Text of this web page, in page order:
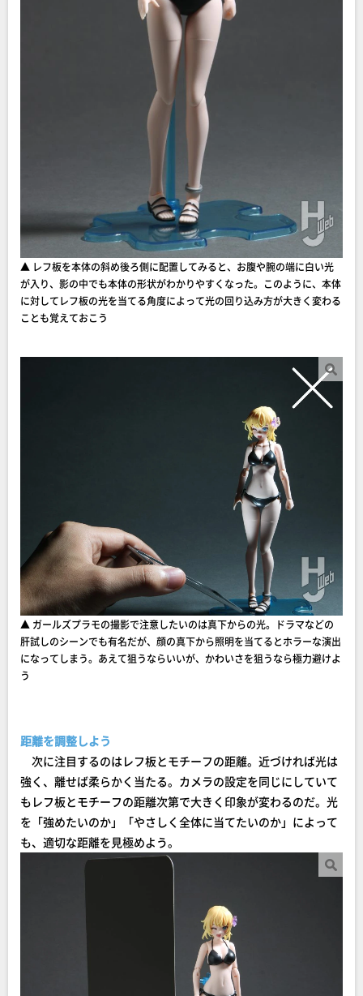
▲ レフ板を本体の斜め後ろ側に配置してみると、お腹や腕の端に白い光
が入り、影の中でも本体の形状がわかりやすくなった。このように、本体
に対してレフ板の光を当てる角度によって光の回り込み方が大きく変わる
ことも覚えておこう
▲ ガールズプラモの撮影で注意したいのは真下からの光。ドラマなどの
肝試しのシーンでも有名だが、顔の真下から照明を当てるとホラーな演出
になってしまう。あえて狙うならいいが、かわいさを狙うなら極力避けよ
う
距離を調整しよう
次に注目するのはレフ板とモチーフの距離。近づければ光は
強く、離せば柔らかく当たる。カメラの設定を同じにしていて
もレフ板とモチーフの距離次第で大きく印象が変わるのだ。光
を「強めたいのか」「やさしく全体に当てたいのか」によって
も、適切な距離を見極めよう。